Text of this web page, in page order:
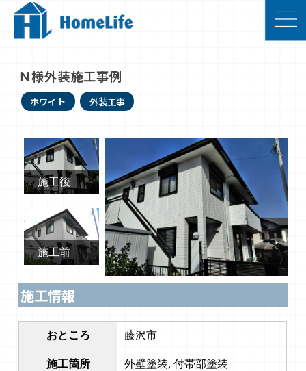
Ｎ様外装施工事例
ホワイト 外装工事
施工後
施工前
施工情報
おところ 藤沢市
施工箇所 外壁塗装, 付帯部塗装